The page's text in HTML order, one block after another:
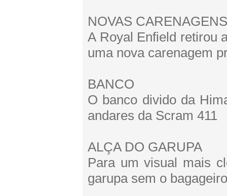
NOVAS
A Royal Enfield retirou
uma nova carenagem
BANCO
O banco divido da
andares da Scram 411
ALÇA DO GARUPA
Para um visual mais
garupa sem o